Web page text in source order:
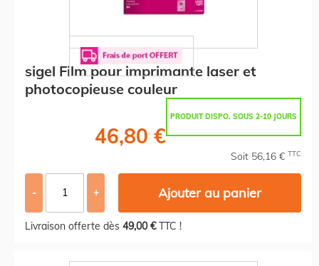
sigel Film pour imprimante laser et
photocopieuse couleur
PRODUIT DISPO. SOUS 2-10 JOURS
46,80 €
Soit 56,16 € TTC
- + Ajouter au panier
Livraison offerte dès 49,00 €TTC !